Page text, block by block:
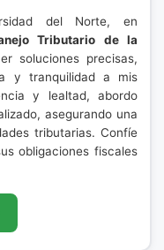
del Norte, en
Tributario de la
soluciones precisas,
y tranquilidad a mis
y lealtad, abordo
asegurando una
tributarias. Confíe
obligaciones fiscales